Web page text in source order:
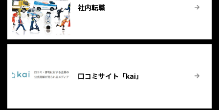
社内転職
口コミサイト「kai」